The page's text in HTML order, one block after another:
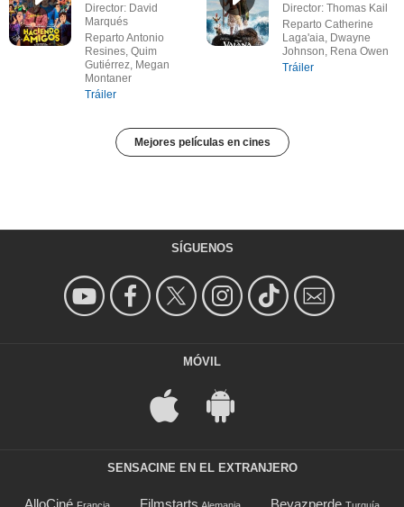
Director: David
Marqués
Reparto Antonio
Resines, Quim
Gutiérrez, Megan
Montaner
Tráiler
Director: Thomas Kail
Reparto Catherine
Laga'aia, Dwayne
Johnson, Rena Owen
Tráiler
Mejores películas en cines
SÍGUENOS
MÓVIL
SENSACINE EN EL EXTRANJERO
AlloCiné Filmstarts Beyazperde